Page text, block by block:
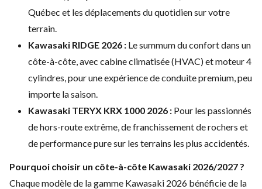
Québec et les déplacements du quotidien sur votre
terrain.
Kawasaki RIDGE 2026 : Le summum du confort dans un
côte-à-côte, avec cabine climatisée (HVAC) et moteur 4
cylindres, pour une expérience de conduite premium, peu
importe la saison.
Kawasaki TERYX KRX 1000 2026 : Pour les passionnés
de hors-route extrême, de franchissement de rochers et
de performance pure sur les terrains les plus accidentés.
Pourquoi choisir un côte-à-côte Kawasaki 2026/2027 ?
Chaque modèle de la gamme Kawasaki 2026 bénéficie de la